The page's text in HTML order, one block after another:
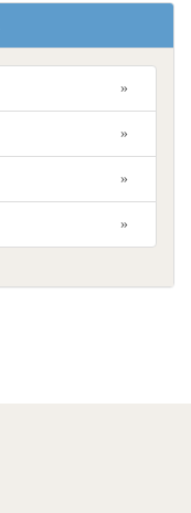
»
»
»
»